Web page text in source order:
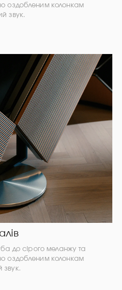
оздобленим колонкам
звук.
до сірого меланжу та
оздобленим колонкам
звук.